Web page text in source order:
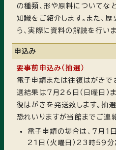
の種類、形や原料についてな
知識をご紹介します。また、
ら、実際に資料の解読を行いま
申込み
要事前申込み（抽選）
電子申請または往復はがきで
選結果は7月26日（日曜日）
復はがきを発送致します。抽
恐れいりますが当館までご連
電子申請の場合は、7月1
21日（火曜日）23時59分